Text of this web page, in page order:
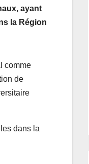
ayant
la Région
comme
de
dans la